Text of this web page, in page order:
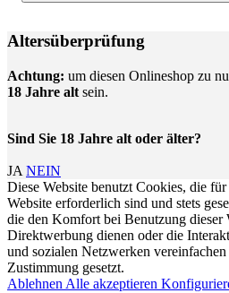
Altersüberprüfung
Achtung: um diesen Onlineshop zu
18 Jahre alt sein.
Sind Sie 18 Jahre alt oder älter?
JA NEIN
Diese Website benutzt Cookies, die
Website erforderlich sind und stets
die den Komfort bei Benutzung dieser
Direktwerbung dienen oder die
und sozialen Netzwerken
Zustimmung gesetzt.
Ablehnen Alle akzeptieren